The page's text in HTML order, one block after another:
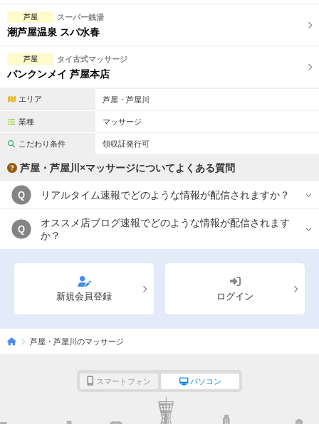
芦屋 スーパー銭湯
潮芦屋温泉 スパ水春
芦屋 タイ古式マッサージ
バンクンメイ 芦屋本店
エリア 芦屋・芦屋川
業種 マッサージ
こだわり条件 領収証発行可
芦屋・芦屋川×マッサージについてよくある質問
Q リアルタイム速報でどのような情報が配信されますか？
Q
オススメ店ブログ速報でどのような情報が配信されます
か？
新規会員登録 ログイン
芦屋・芦屋川のマッサージ
スマートフォン パソコン